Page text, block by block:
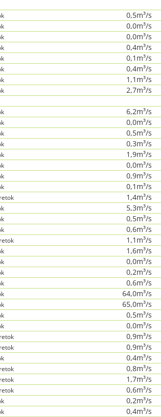
0,5m³/s
0,0m³/s
0,0m³/s
0,4m³/s
0,1m³/s
0,4m³/s
1,1m³/s
2,7m³/s
6,2m³/s
0,0m³/s
0,5m³/s
0,3m³/s
1,9m³/s
0,0m³/s
0,9m³/s
0,1m³/s
1,4m³/s
5,3m³/s
0,5m³/s
0,6m³/s
1,1m³/s
1,6m³/s
0,0m³/s
0,2m³/s
0,6m³/s
64,0m³/s
65,0m³/s
0,5m³/s
0,0m³/s
0,9m³/s
0,9m³/s
0,4m³/s
0,8m³/s
1,7m³/s
0,6m³/s
0,2m³/s
0,4m³/s